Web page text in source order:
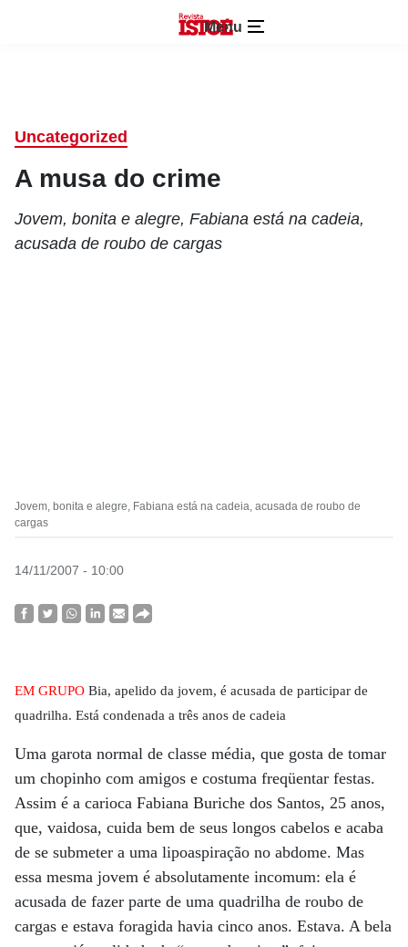
Menu
Uncategorized
A musa do crime
Jovem, bonita e alegre, Fabiana está na cadeia,
acusada de roubo de cargas
Jovem, bonita e alegre, Fabiana está na cadeia, acusada de roubo de
cargas
14/11/2007 - 10:00
EM GRUPO Bia, apelido da jovem, é acusada de participar de
quadrilha. Está condenada a três anos de cadeia
Uma garota normal de classe média, que gosta de tomar
um chopinho com amigos e costuma freqüentar festas.
Assim é a carioca Fabiana Buriche dos Santos, 25 anos,
que, vaidosa, cuida bem de seus longos cabelos e acaba
de se submeter a uma lipoaspiração no abdome. Mas
essa mesma jovem é absolutamente incomum: ela é
acusada de fazer parte de uma quadrilha de roubo de
cargas e estava foragida havia cinco anos. Estava. A bela